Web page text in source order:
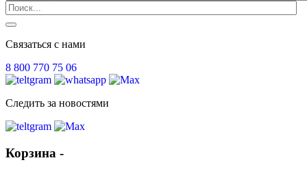
Связаться с нами
8 800 770 75 06
Следить за новостями
Корзина -